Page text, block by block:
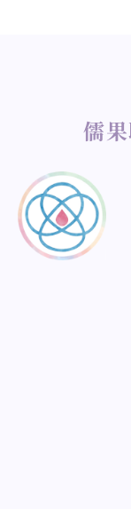
儒